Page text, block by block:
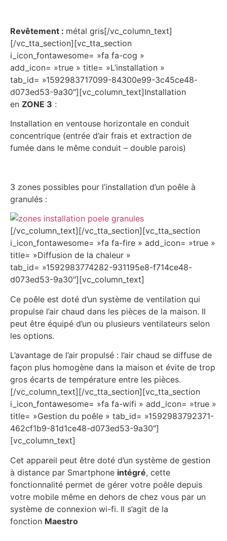
Revêtement : métal gris[/vc_column_text]
[/vc_tta_section][vc_tta_section
i_icon_fontawesome= »fa fa-cog »
add_icon= »true » title= »L’installation »
tab_id= »1592983717099-84300e99-3c45ce48-
d073ed53-9a30″][vc_column_text]Installation
en ZONE 3 :
Installation en ventouse horizontale en conduit
concentrique (entrée d’air frais et extraction de
fumée dans le même conduit – double parois)
3 zones possibles pour l’installation d’un poêle à
granulés :
[/vc_column_text][/vc_tta_section][vc_tta_section
i_icon_fontawesome= »fa fa-fire » add_icon= »true »
title= »Diffusion de la chaleur »
tab_id= »1592983774282-931195e8-f714ce48-
d073ed53-9a30″][vc_column_text]
Ce poêle est doté d’un système de ventilation qui
propulse l’air chaud dans les pièces de la maison. Il
peut être équipé d’un ou plusieurs ventilateurs selon
les options.
L’avantage de l’air propulsé : l’air chaud se diffuse de
façon plus homogène dans la maison et évite de trop
gros écarts de température entre les pièces.
[/vc_column_text][/vc_tta_section][vc_tta_section
i_icon_fontawesome= »fa fa-wifi » add_icon= »true »
title= »Gestion du poêle » tab_id= »1592983792371-
462cf1b9-81d1ce48-d073ed53-9a30″]
[vc_column_text]
Cet appareil peut être doté d’un système de gestion
à distance par Smartphone intégré, cette
fonctionnalité permet de gérer votre poêle depuis
votre mobile même en dehors de chez vous par un
système de connexion wi-fi. Il s’agit de la
fonction Maestro